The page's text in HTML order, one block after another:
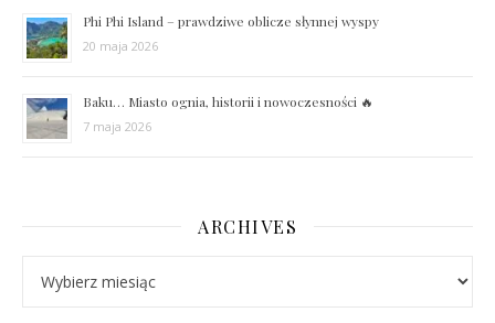
Phi Phi Island – prawdziwe oblicze słynnej wyspy
20 maja 2026
Baku… Miasto ognia, historii i nowoczesności 🔥
7 maja 2026
ARCHIVES